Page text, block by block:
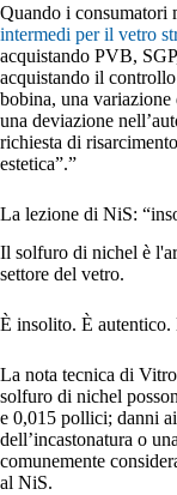
Quando i consumatori
intermedi per il vetro
acquistando PVB,
acquistando il
bobina, una
una deviazione
richiesta di
estetica”.”
La lezione di NiS:
Il solfuro di nichel è
settore del vetro.
È insolito. È autentico.
La nota tecnica di
solfuro di nichel
e 0,015 pollici; danni
dell’incastonatura o
comunemente
al NiS.